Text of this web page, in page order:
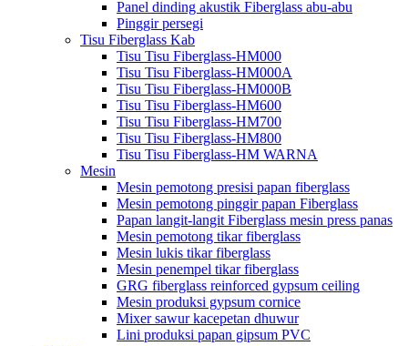
Panel dinding akustik Fiberglass abu-abu
Pinggir persegi
Tisu Fiberglass Kab
Tisu Tisu Fiberglass-HM000
Tisu Tisu Fiberglass-HM000A
Tisu Tisu Fiberglass-HM000B
Tisu Tisu Fiberglass-HM600
Tisu Tisu Fiberglass-HM700
Tisu Tisu Fiberglass-HM800
Tisu Tisu Fiberglass-HM WARNA
Mesin
Mesin pemotong presisi papan fiberglass
Mesin pemotong pinggir papan Fiberglass
Papan langit-langit Fiberglass mesin press panas
Mesin pemotong tikar fiberglass
Mesin lukis tikar fiberglass
Mesin penempel tikar fiberglass
GRG fiberglass reinforced gypsum ceiling
Mesin produksi gypsum cornice
Mixer sawur kacepetan dhuwur
Lini produksi papan gipsum PVC